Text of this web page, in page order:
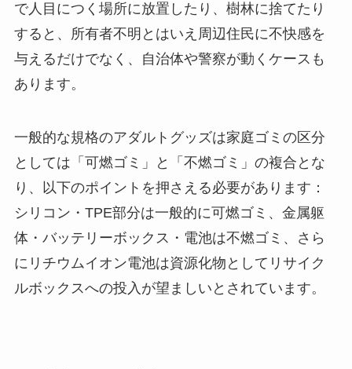
で人目につく場所に放置したり、樹林に捨てたり
すると、所有者不明とはいえ周辺住民に不快感を
与えるだけでなく、自治体や警察が動くケースも
あります。
一般的な規格のアダルトグッズは家庭ゴミの区分
としては「可燃ゴミ」と「不燃ゴミ」の複合とな
り、以下のポイントを押さえる必要があります：
シリコン・TPE部分は一般的に可燃ゴミ、金属躯
体・バッテリーボックス・電池は不燃ゴミ、さら
にリチウムイオン電池は資源化物としてリサイク
ルボックスへの投入が望ましいとされています。